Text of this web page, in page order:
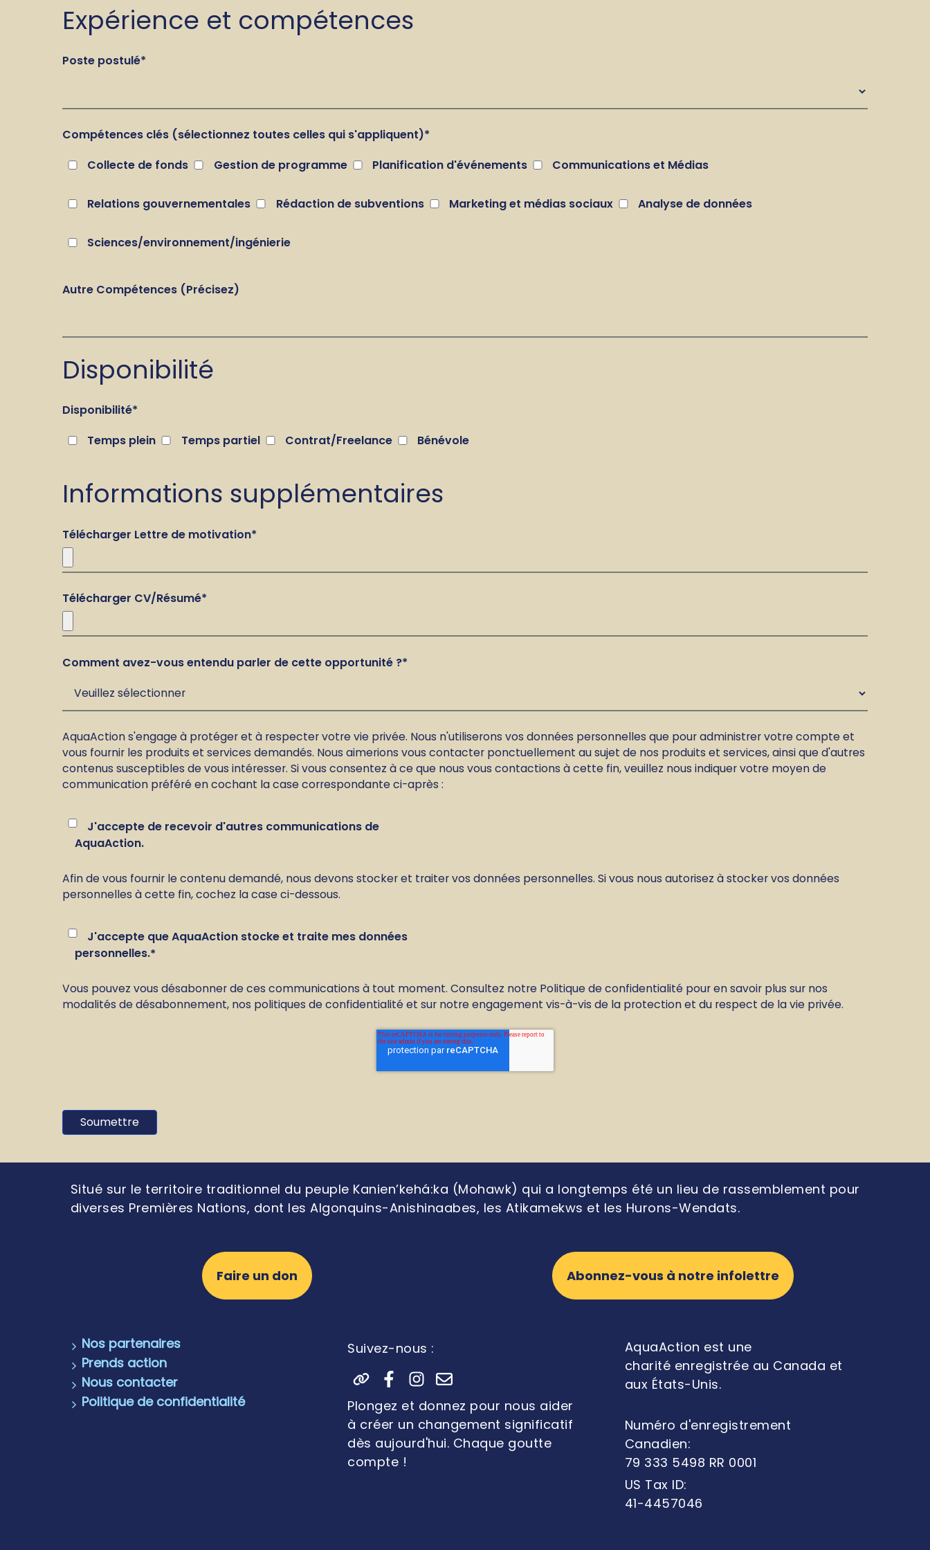
Expérience et compétences
Poste postulé*
Compétences clés (sélectionnez toutes celles qui s'appliquent)*
Collecte de fonds
Gestion de programme Planification d'événements Communications et Médias
Relations gouvernementales Rédaction de subventions Marketing et médias sociaux Analyse de données
Sciences/environnement/ingénierie
Autre Compétences (Précisez)
Disponibilité
Disponibilité*
Temps plein
Temps partiel Contrat/Freelance Bénévole
Informations supplémentaires
Télécharger Lettre de motivation*
Télécharger CV/Résumé*
Comment avez-vous entendu parler de cette opportunité ?*
AquaAction s'engage à protéger et à respecter votre vie privée. Nous n'utiliserons vos données personnelles que pour administrer votre compte et
vous fournir les produits et services demandés. Nous aimerions vous contacter ponctuellement au sujet de nos produits et services, ainsi que d'autres
contenus susceptibles de vous intéresser. Si vous consentez à ce que nous vous contactions à cette fin, veuillez nous indiquer votre moyen de
communication préféré en cochant la case correspondante ci-après :
J'accepte de recevoir d'autres communications de
AquaAction.
Afin de vous fournir le contenu demandé, nous devons stocker et traiter vos données personnelles. Si vous nous autorisez à stocker vos données
personnelles à cette fin, cochez la case ci-dessous.
J'accepte que AquaAction stocke et traite mes données
personnelles.*
Vous pouvez vous désabonner de ces communications à tout moment. Consultez notre Politique de confidentialité pour en savoir plus sur nos
modalités de désabonnement, nos politiques de confidentialité et sur notre engagement vis-à-vis de la protection et du respect de la vie privée.
Situé sur le territoire traditionnel du peuple Kanien’kehá:ka (Mohawk) qui a longtemps été un lieu de rassemblement pour
diverses Premières Nations, dont les Algonquins-Anishinaabes, les Atikamekws et les Hurons-Wendats.
Faire un don Abonnez-vous à notre infolettre
Nos partenaires
Prends action
Nous contacter
Politique de confidentialité
Suivez-nous :
Plongez et donnez pour nous aider
à créer un changement significatif
dès aujourd'hui. Chaque goutte
compte !
AquaAction est une
charité enregistrée au Canada et
aux États-Unis.
Numéro d'enregistrement
Canadien:
79 333 5498 RR 0001
US Tax ID:
41-4457046